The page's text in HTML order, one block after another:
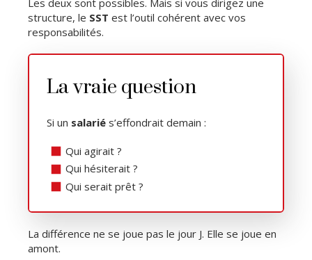
structure, le SST est l’outil cohérent avec vos
responsabilités.
La vraie question
Si un salarié s’effondrait demain :
Qui agirait ?
Qui hésiterait ?
Qui serait prêt ?
La différence ne se joue pas le jour J. Elle se joue en
amont.